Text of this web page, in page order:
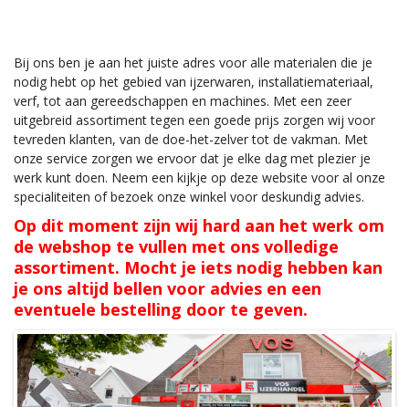
Bij ons ben je aan het juiste adres voor alle materialen die je
nodig hebt op het gebied van ijzerwaren, installatiemateriaal,
verf, tot aan gereedschappen en machines. Met een zeer
uitgebreid assortiment tegen een goede prijs zorgen wij voor
tevreden klanten, van de doe-het-zelver tot de vakman. Met
onze service zorgen we ervoor dat je elke dag met plezier je
werk kunt doen. Neem een kijkje op deze website voor al onze
specialiteiten of bezoek onze winkel voor deskundig advies.
Op dit moment zijn wij hard aan het werk om
de webshop te vullen met ons volledige
assortiment. Mocht je iets nodig hebben kan
je ons altijd bellen voor advies en een
eventuele bestelling door te geven.